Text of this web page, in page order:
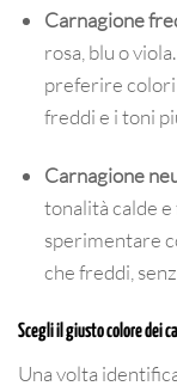
Carnagione
rosa, blu o
preferire colori
freddi e i toni
Carnagione
tonalità calde
sperimentare
che freddi,
Scegli il giusto colore dei
Una volta